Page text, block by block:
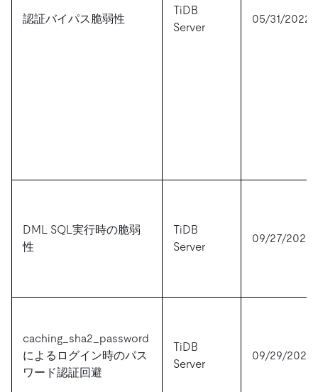
認証バイパス脆弱性
TiDB
Server
05/31/2022
DML SQL実行時の脆弱
性
TiDB
Server
09/27/2021
caching_sha2_password
によるログイン時のパス
ワード認証回避
TiDB
Server
09/29/2020